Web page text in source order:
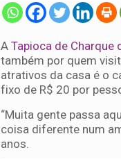
A Tapioca de Charque
também por quem
atrativos da casa é o
fixo de R$ 20 por
“Muita gente passa
coisa diferente num
anos.